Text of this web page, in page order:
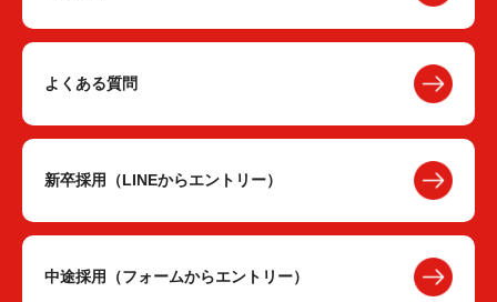
よくある質問
新卒採用（LINEからエントリー）
中途採用（フォームからエントリー）